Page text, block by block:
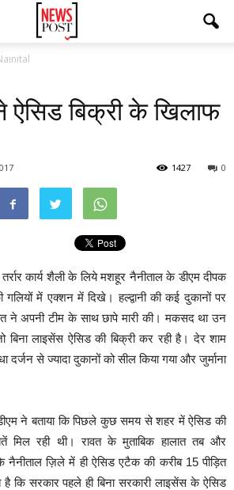
ऐसिड बिक्री के खिलाफ
0
1427
कार्य शैली के लिये मशहूर नैनीताल के डीएम दीपक
गलियों में एक्शन में दिखे। हल्द्वानी की कई दुकानों पर
ने अपनी टीम के साथ छापे मारी की। मकसद था उन
बिना लाइसेंस ऐसिड की बिक्री कर रही है। देर शाम
दर्जन से ज्यादा दुकानों को सील किया गया और जुर्माना
ने बताया कि पिछले कुछ समय से शहर में ऐसिड की
मिल रही थी। रावत के मुताबिक हालात तब और
नैनीताल ज़िले में ही ऐसिड एटैक की करीब 15 पीड़ित
है कि सरकार पहले ही बिना सरकारी लाइसेंस के ऐसिड